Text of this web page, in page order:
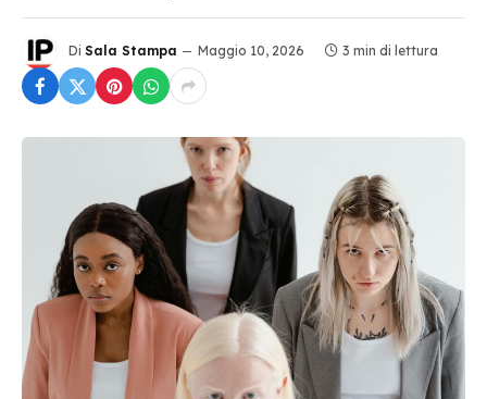
Di Sala Stampa Maggio 10, 2026 3 min di lettura